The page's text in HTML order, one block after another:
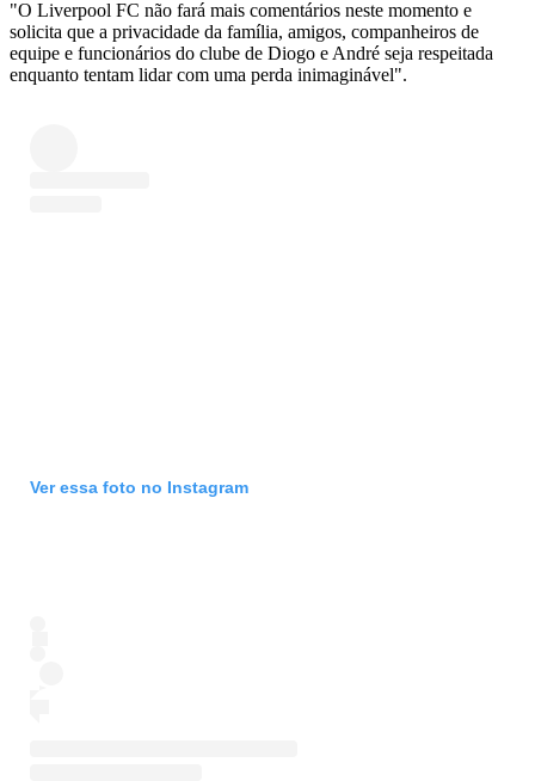
"O Liverpool FC não fará mais comentários neste momento e
solicita que a privacidade da família, amigos, companheiros de
equipe e funcionários do clube de Diogo e André seja respeitada
enquanto tentam lidar com uma perda inimaginável".
Ver essa foto no Instagram